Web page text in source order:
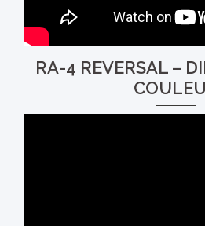
RA-4 REVERSAL –